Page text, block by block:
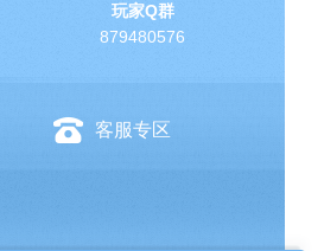
玩家Q群
879480576
客服专区